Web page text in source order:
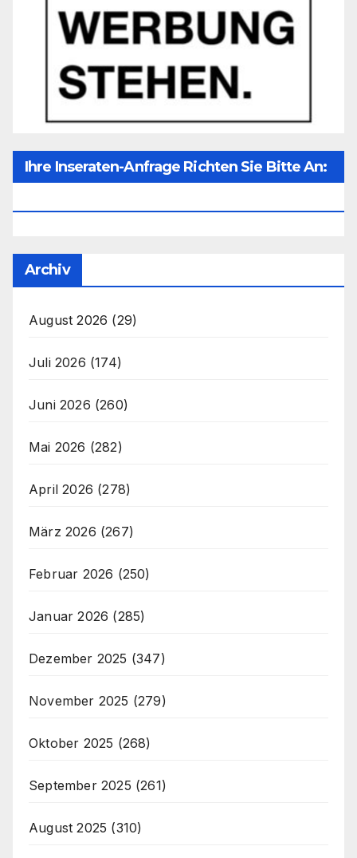
Ihre Inseraten-Anfrage Richten Sie Bitte An:
Archiv
August 2026 (29)
Juli 2026 (174)
Juni 2026 (260)
Mai 2026 (282)
April 2026 (278)
März 2026 (267)
Februar 2026 (250)
Januar 2026 (285)
Dezember 2025 (347)
November 2025 (279)
Oktober 2025 (268)
September 2025 (261)
August 2025 (310)